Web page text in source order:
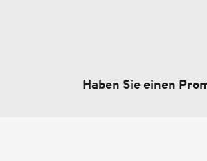
Haben Sie einen